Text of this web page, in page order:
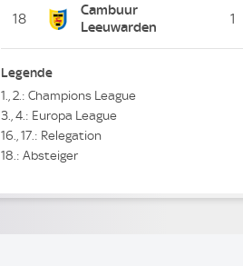
18
Cambuur
Leeuwarden
1
Legende
1., 2.: Champions League
3., 4.: Europa League
16., 17.: Relegation
18.: Absteiger